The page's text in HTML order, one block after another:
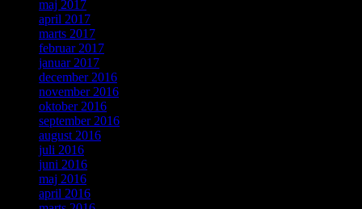
maj 2017
april 2017
marts 2017
februar 2017
januar 2017
december 2016
november 2016
oktober 2016
september 2016
august 2016
juli 2016
juni 2016
maj 2016
april 2016